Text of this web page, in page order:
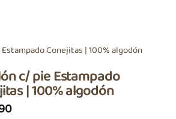
c/ pie Estampado
| 100% algodón